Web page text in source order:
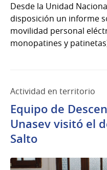
Desde la Unidad
disposición un informe
movilidad personal
monopatines y
Actividad en territorio
Equipo de
Unasev visitó el
Salto